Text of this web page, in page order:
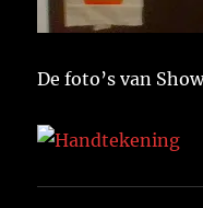
De foto’s van